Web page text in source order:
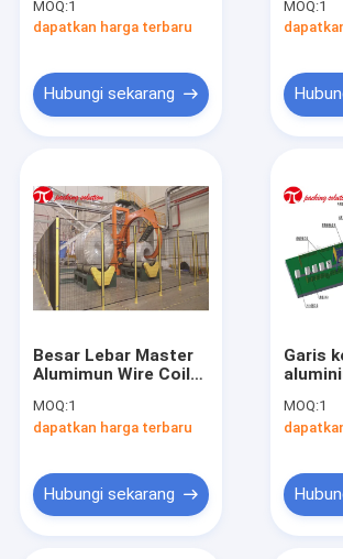
Master Aluminium
Coil Packing Line Coil
MOQ:1
dapatkan harga terbaru
Hubungi sekarang
Roller
MOQ:1
Besar Lebar Master
Alumimun Wire Coil
Tabrakan Dengan
Kontrol PLC
MOQ:1
dapatkan harga terbaru
Hubungi sekarang
Garis
600-
MOQ:1